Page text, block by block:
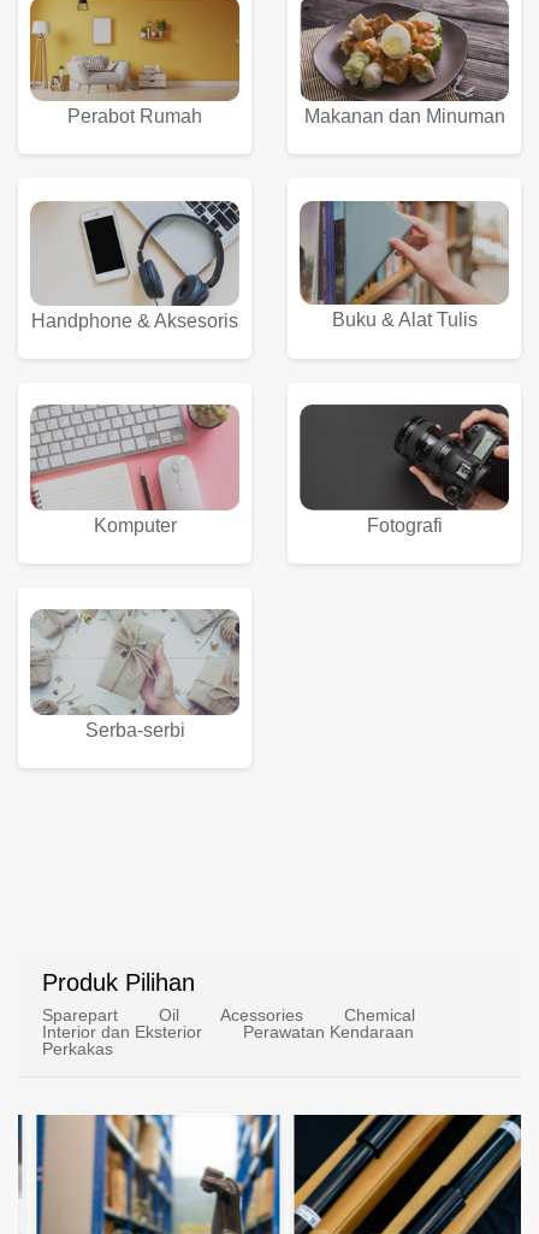
Perabot Rumah Makanan dan Minuman
Handphone & Aksesoris Buku & Alat Tulis
Komputer Fotografi
Serba-serbi
Produk Pilihan
Sparepart Oil Acessories
Chemical
Interior dan Eksterior
Perawatan Kendaraan
Perkakas